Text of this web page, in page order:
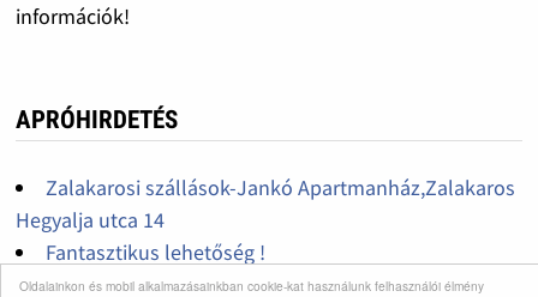
Oldalainkon és mobil alkalmazásainkban cookie-kat használunk felhasználói élmény
információk!
APRÓHIRDETÉS
Zalakarosi szállások-Jankó Apartmanház,Zalakaros
Hegyalja utca 14
Fantasztikus lehetőség !
Fantasztikus lehetőség !